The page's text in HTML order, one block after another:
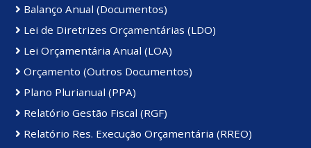
Balanço Anual (Documentos)
Lei de Diretrizes Orçamentárias (LDO)
Lei Orçamentária Anual (LOA)
Orçamento (Outros Documentos)
Plano Plurianual (PPA)
Relatório Gestão Fiscal (RGF)
Relatório Res. Execução Orçamentária (RREO)